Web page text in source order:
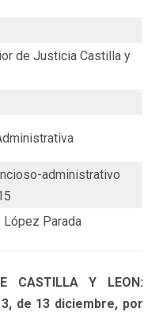
de Justicia Castilla y
administrativo
López Parada
CASTILLA Y LEON:
de 13 diciembre, por